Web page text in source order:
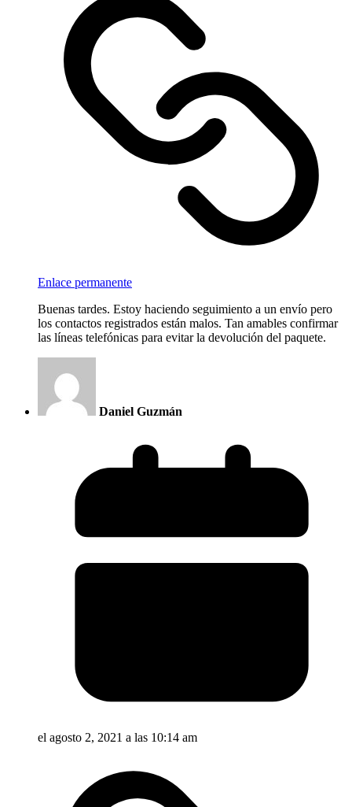
Enlace permanente
Buenas tardes. Estoy haciendo seguimiento a un envío pero
los contactos registrados están malos. Tan amables confirmar
las líneas telefónicas para evitar la devolución del paquete.
Daniel Guzmán
el agosto 2, 2021 a las 10:14 am